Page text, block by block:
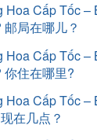
Hoa Cấp Tốc
局在哪儿？
Hoa Cấp Tốc –
住在哪里?
Hoa Cấp Tốc –
在几点？